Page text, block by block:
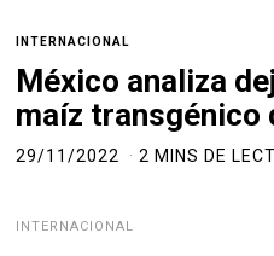
INTERNACIONAL
México analiza
maíz transgénico
29/11/2022 2 MINS DE
INTERNACIONAL